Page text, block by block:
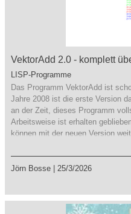
VektorAdd 2.0 - komplett
LISP-Programme
Das Programm VektorAdd ist
Jahre 2008 ist die erste Version
an der Zeit, dieses Programm
Arbeitsweise ist erhalten
können mit der neuen Version
Jörn Bosse
25/3/2026